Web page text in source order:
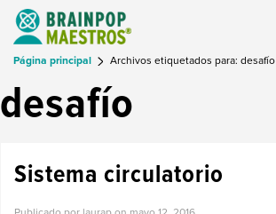
Página principal Archivos etiquetados para: desafío
desafío
Sistema circulatorio